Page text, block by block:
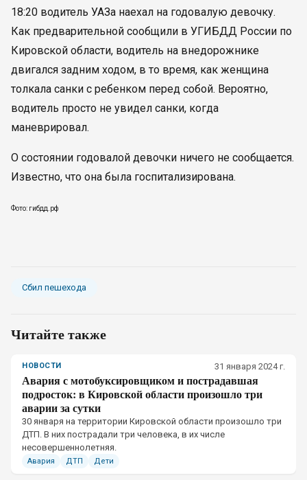
18:20 водитель УАЗа наехал на годовалую девочку.
Как предварительной сообщили в УГИБДД России по
Кировской области, водитель на внедорожнике
двигался задним ходом, в то время, как женщина
толкала санки с ребенком перед собой. Вероятно,
водитель просто не увидел санки, когда
маневрировал.
О состоянии годовалой девочки ничего не сообщается.
Известно, что она была госпитализирована.
Фото: гибдд.рф
Сбил пешехода
Читайте также
НОВОСТИ 31 января 2024 г.
Авария с мотобуксировщиком и пострадавшая
подросток: в Кировской области произошло три
аварии за сутки
30 января на территории Кировской области произошло три
ДТП. В них пострадали три человека, в их числе
несовершеннолетняя.
Авария ДТП Дети